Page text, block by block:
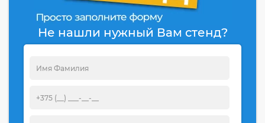
Не нашли нужный Вам стенд?